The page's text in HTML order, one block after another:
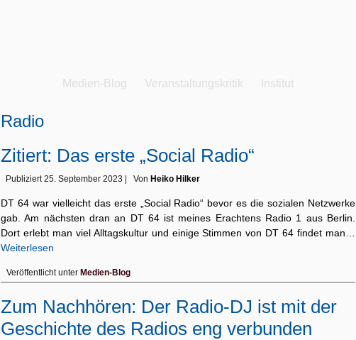
Medien-Blog Veranstaltungskritik Institut
Radio
Zitiert: Das erste „Social Radio“
Publiziert 25. September 2023 Von Heiko Hilker
DT 64 war vielleicht das erste „Social Radio“ bevor es die sozialen Netzwerke
gab. Am nächsten dran an DT 64 ist meines Erachtens Radio 1 aus Berlin.
Dort erlebt man viel Alltagskultur und einige Stimmen von DT 64 findet man…
Weiterlesen
Veröffentlicht unter Medien-Blog
Zum Nachhören: Der Radio-DJ ist mit der
Geschichte des Radios eng verbunden